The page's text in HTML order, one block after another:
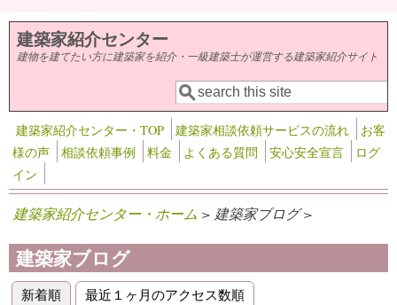
メインコンテンツに移動
建築家紹介センター
建物を建てたい方に建築家を紹介・一級建築士が運営する建築家紹介サイト
検索フォーム
検索
建築家紹介センター・TOP 建築家相談依頼サービスの流れ
お客
様の声
相談依頼事例 料金 よくある質問 安心安全宣言
ログ
イン
建築家紹介センター・ホーム > 建築家ブログ >
建築家ブログ
新着順 (アクティブなタブ)
最近１ヶ月のアクセス数順